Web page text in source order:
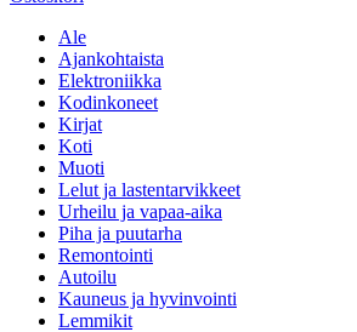
Ale
Ajankohtaista
Elektroniikka
Kodinkoneet
Kirjat
Koti
Muoti
Lelut ja lastentarvikkeet
Urheilu ja vapaa-aika
Piha ja puutarha
Remontointi
Autoilu
Kauneus ja hyvinvointi
Lemmikit